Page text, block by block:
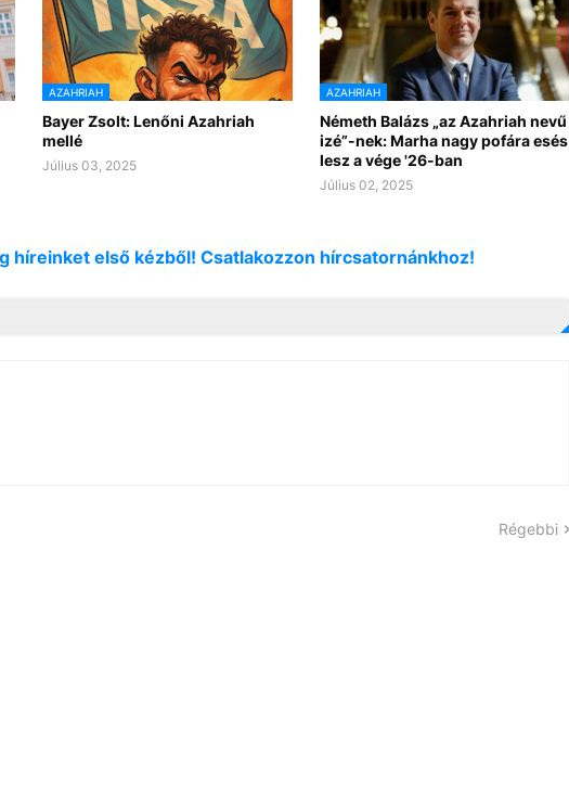
AZAHRIAH
Bayer Zsolt: Lenőni Azahriah
mellé
Július 03, 2025
AZAHRIAH
Németh Balázs „az Azahriah nevű
izé”-nek: Marha nagy pofára esés
lesz a vége '26-ban
Július 02, 2025
híreinket első kézből! Csatlakozzon hírcsatornánkhoz!
Régebbi